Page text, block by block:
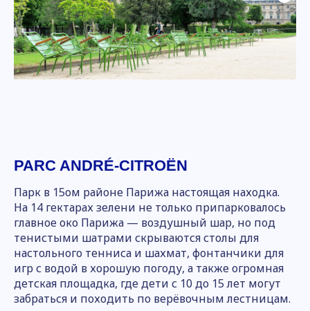
PARC ANDRÉ-CITROËN
Парк в 15ом районе Парижа настоящая находка.
На 14 гектарах зелени не только припарковалось
главное око Парижа — воздушный шар, но под
тенистыми шатрами скрываются столы для
настольного тенниса и шахмат, фонтанчики для
игр с водой в хорошую погоду, а также огромная
детская площадка, где дети с 10 до 15 лет могут
забраться и походить по верёвочным лестницам.